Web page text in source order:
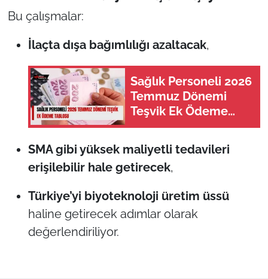
Bu çalışmalar:
İlaçta dışa bağımlılığı azaltacak,
Sağlık Personeli 2026
Temmuz Dönemi
Teşvik Ek Ödeme
Tablosu
SMA gibi yüksek maliyetli tedavileri
erişilebilir hale getirecek,
Türkiye’yi biyoteknoloji üretim üssü
haline getirecek adımlar olarak
değerlendiriliyor.